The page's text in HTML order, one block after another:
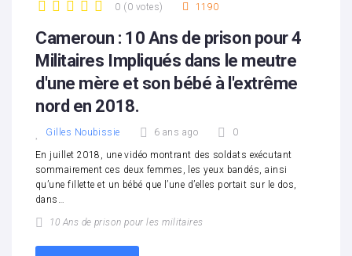
0 ( 0 votes) 1190
Cameroun : 10 Ans de prison pour 4
Militaires Impliqués dans le meutre
d'une mère et son bébé à l'extrême
nord en 2018.
Gilles Noubissie 6 ans ago 0
En juillet 2018, une vidéo montrant des soldats exécutant
sommairement ces deux femmes, les yeux bandés, ainsi
qu’une fillette et un bébé que l’une d’elles portait sur le dos,
dans…
10 Ans de prison pour les militaires